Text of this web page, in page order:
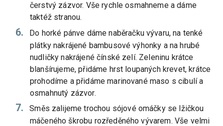
čerstvý zázvor. Vše rychle osmahneme a dáme
taktéž stranou.
Do horké pánve dáme naběračku vývaru, na tenké
plátky nakrájené bambusové výhonky a na hrubé
nudličky nakrájené čínské zelí. Zeleninu krátce
blanšírujeme, přidáme hrst loupaných krevet, krátce
prohodíme a přidáme marinované maso s cibulí a
osmahnutý zázvor.
Směs zalijeme trochou sójové omáčky se lžičkou
máčeného škrobu rozředěného vývarem. Vše velmi